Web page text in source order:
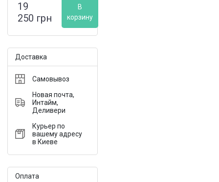
19
250 грн
В
корзину
Доставка
Самовывоз
Новая почта,
Интайм,
Деливери
Курьер по
вашему адресу
в Киеве
Оплата